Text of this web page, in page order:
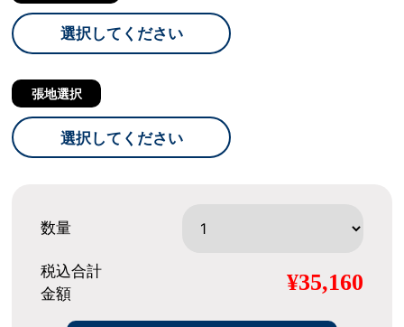
選択してください
張地選択
選択してください
数量
税込合計
金額
¥35,160